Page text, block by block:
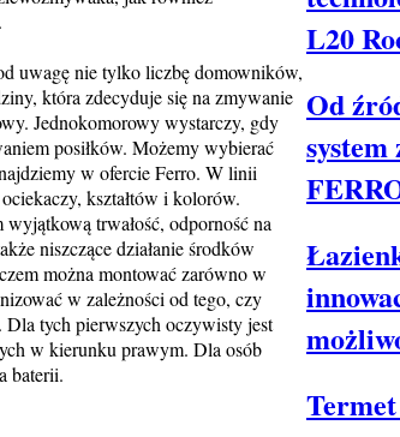
uwagę nie tylko liczbę domowników,
która zdecyduje się na zmywanie
Jednokomorowy wystarczy, gdy
posiłków. Możemy wybierać
w ofercie Ferro. W linii
kształtów i kolorów.
trwałość, odporność na
niszczące działanie środków
można montować zarówno w
w zależności od tego, czy
Dla tych pierwszych oczywisty jest
w kierunku prawym. Dla osób
baterii.
L20
Od
system